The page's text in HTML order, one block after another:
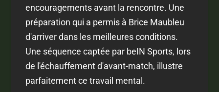
encouragements avant la rencontre. Une
préparation qui a permis à Brice Maubleu
d'arriver dans les meilleures conditions.
Une séquence captée par beIN Sports, lors
de l'échauffement d'avant-match, illustre
parfaitement ce travail mental.